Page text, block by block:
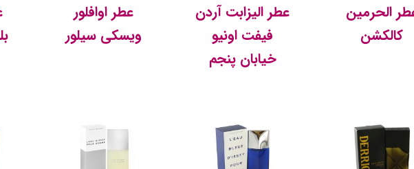
الحرمین
کالکشن
عطر الیزابت آردن
فیفت اونیو
خیابان پنجم
عطر اوافلور
ویسکی سیلور